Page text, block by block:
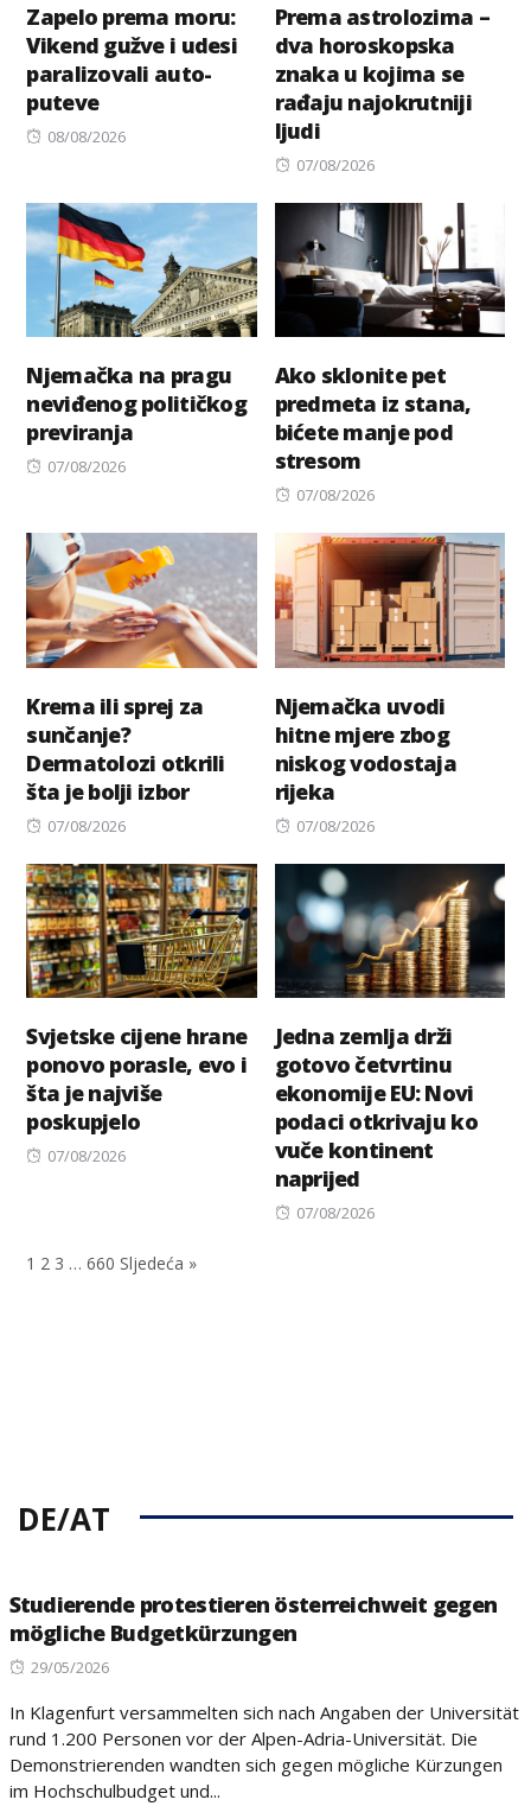
Zapelo prema moru:
Vikend gužve i udesi
paralizovali auto-
puteve
Posted
08/08/2026
Prema astrolozima –
dva horoskopska
znaka u kojima se
rađaju najokrutniji
ljudi
Posted
07/08/2026
Njemačka na pragu
neviđenog političkog
previranja
Posted
07/08/2026
Ako sklonite pet
predmeta iz stana,
bićete manje pod
stresom
Posted
07/08/2026
Krema ili sprej za
sunčanje?
Dermatolozi otkrili
šta je bolji izbor
Posted
07/08/2026
Njemačka uvodi
hitne mjere zbog
niskog vodostaja
rijeka
Posted
07/08/2026
Svjetske cijene hrane
ponovo porasle, evo i
šta je najviše
poskupjelo
Posted
07/08/2026
Jedna zemlja drži
gotovo četvrtinu
ekonomije EU: Novi
podaci otkrivaju ko
vuče kontinent
naprijed
Posted
07/08/2026
1 2 3 … 660 Sljedeća »
DE/AT
Studierende protestieren österreichweit gegen
mögliche Budgetkürzungen
Posted
29/05/2026
In Klagenfurt versammelten sich nach Angaben der Universität
rund 1.200 Personen vor der Alpen-Adria-Universität. Die
Demonstrierenden wandten sich gegen mögliche Kürzungen
im Hochschulbudget und...